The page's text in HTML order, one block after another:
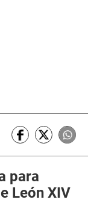
para
León XIV